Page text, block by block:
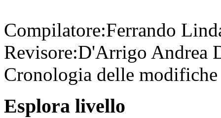
Compilatore:Ferrando
Revisore:D'Arrigo Andrea
Cronologia delle
Esplora livello